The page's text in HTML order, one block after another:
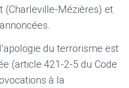
(Charleville-Mézières) et
du terrorisme est
(article 421-2-5 du Code
à la